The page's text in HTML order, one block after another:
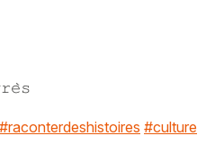
#raconterdeshistoires #culture